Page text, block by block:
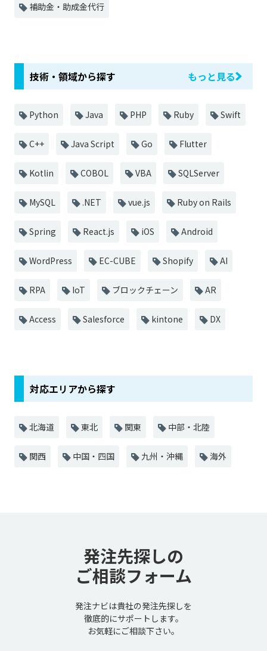
補助金・助成金代行
技術・領域から探す もっと見る
Python Java PHP Ruby Swift
C++ Java Script Go Flutter
Kotlin COBOL VBA SQLServer
MySQL .NET vue.js Ruby on Rails
Spring React.js iOS Android
WordPress EC-CUBE Shopify AI
RPA IoT ブロックチェーン AR
Access Salesforce kintone DX
対応エリアから探す
北海道 東北 関東 中部・北陸
関西 中国・四国 九州・沖縄 海外
発注先探しの
ご相談フォーム
発注ナビは貴社の発注先探しを
徹底的にサポートします。
お気軽にご相談下さい。